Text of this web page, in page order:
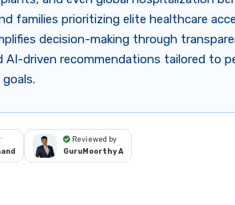
families prioritizing elite healthcare
decision-making through
driven recommendations tailored to
Reviewed by
GuruMoorthy A